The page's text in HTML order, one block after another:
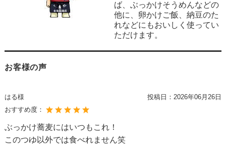
ば、ぶっかけそうめんなどの
他に、卵かけご飯、納豆のた
れなどにもおいしく使ってい
ただけます。
お客様の声
はる様 投稿日： 2026年06月26日
おすすめ度：
ぶっかけ蕎麦にはいつもこれ！
このつゆ以外では食べれません笑